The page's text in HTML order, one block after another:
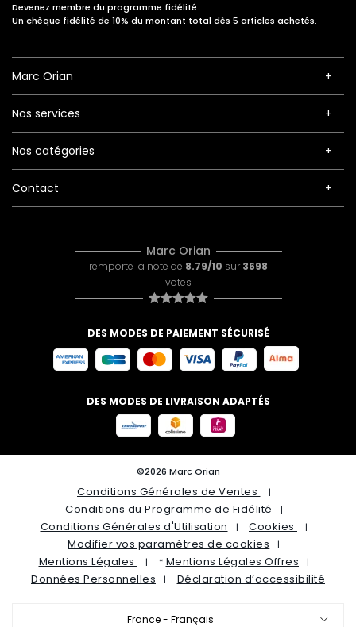
Devenez membre du programme fidélité
Un chèque fidélité de 10% du montant total dès 5 articles achetés.
Marc Orian
Nos services
Nos catégories
Contact
Marc Orian
remporte la note de 8.79/10 sur 3698
votes
DES MODES DE PAIEMENT SÉCURISÉ
DES MODES DE LIVRAISON ADAPTÉS
©2026 Marc Orian
Conditions Générales de Ventes
Conditions du Programme de Fidélité
Conditions Générales d'Utilisation
Cookies
Modifier vos paramètres de cookies
Mentions Légales
* Mentions Légales Offres
Données Personnelles
Déclaration d’accessibilité
France - Français